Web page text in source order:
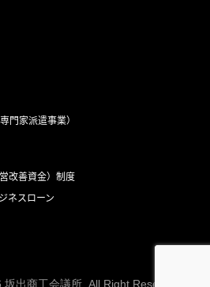
門家派遣事業）
改善資金）制度
ネスローン
出商工会議所. All Right Reserved.